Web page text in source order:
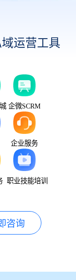
运营工具
企微SCRM
企业服务
职业技能培训
咨询